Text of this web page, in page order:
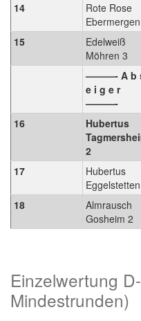
14
Rote Rose
15
Edelweiß
Möhren 3
———- A b
e i g e r
———-
16
Hubertus
2
17
Hubertus
18
Almrausch
Gosheim 2
Einzelwertung
Mindestrunden)